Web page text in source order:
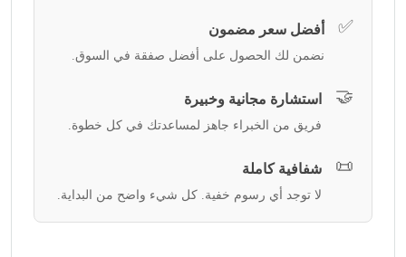
✅ أفضل سعر مضمون
نضمن لك الحصول على أفضل صفقة في السوق.
🤝 استشارة مجانية وخبيرة
فريق من الخبراء جاهز لمساعدتك في كل خطوة.
📜 شفافية كاملة
لا توجد أي رسوم خفية. كل شيء واضح من البداية.